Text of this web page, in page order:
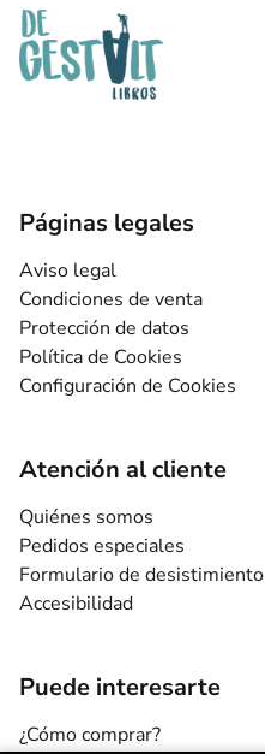
Páginas legales
Aviso legal
Condiciones de venta
Protección de datos
Política de Cookies
Configuración de Cookies
Atención al cliente
Quiénes somos
Pedidos especiales
Formulario de desistimiento
Accesibilidad
Puede interesarte
¿Cómo comprar?